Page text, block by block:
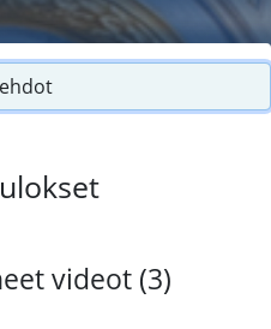
videot (3)